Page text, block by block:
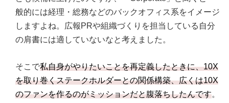
般的には経理・総務などのバックオフィス系をイメージ
しますよね。広報PRや組織づくりを担当している自分
の肩書には適していないなと考えました。
そこで私自身がやりたいことを再定義したときに、10X
を取り巻くステークホルダーとの関係構築、広くは10X
のファンを作るのがミッションだと腹落ちしたんです。